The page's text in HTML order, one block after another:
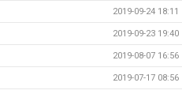
2019-09-24 18:11
2019-09-23 19:40
2019-08-07 16:56
2019-07-17 08:56